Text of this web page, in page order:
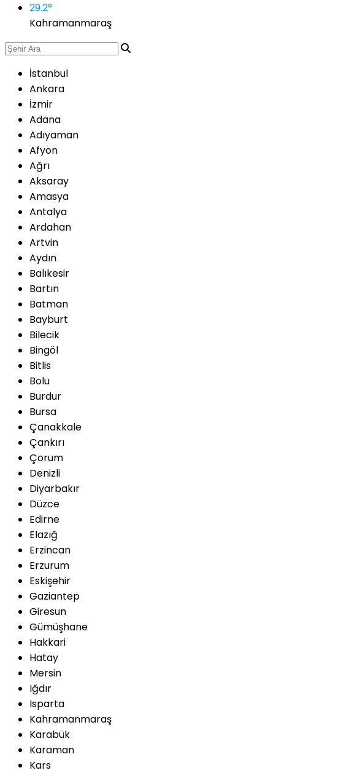
29.2°
Kahramanmaraş
İstanbul
Ankara
İzmir
Adana
Adıyaman
Afyon
Ağrı
Aksaray
Amasya
Antalya
Ardahan
Artvin
Aydın
Balıkesir
Bartın
Batman
Bayburt
Bilecik
Bingöl
Bitlis
Bolu
Burdur
Bursa
Çanakkale
Çankırı
Çorum
Denizli
Diyarbakır
Düzce
Edirne
Elazığ
Erzincan
Erzurum
Eskişehir
Gaziantep
Giresun
Gümüşhane
Hakkari
Hatay
Mersin
Iğdır
Isparta
Kahramanmaraş
Karabük
Karaman
Kars